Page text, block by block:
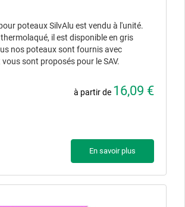
poteaux SilvAlu est vendu à l'unité.
il est disponible en gris
nos poteaux sont fournis avec
sont proposés pour le SAV.
à partir de 16,09 €
En savoir plus